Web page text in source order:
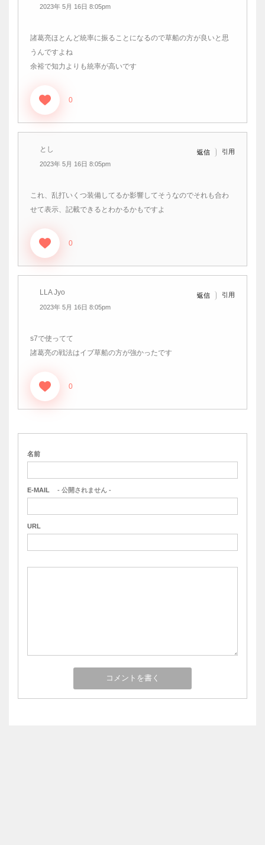
2023年 5月 16日 8:05pm
諸葛亮ほとんど統率に振ることになるので草船の方が良いと思
うんですよね
余裕で知力よりも統率が高いです
0
とし
2023年 5月 16日 8:05pm
返信 引用
これ、乱打いくつ装備してるか影響してそうなのでそれも合わ
せて表示、記載できるとわかるかもですよ
0
LLA Jyo
2023年 5月 16日 8:05pm
返信 引用
s7で使ってて
諸葛亮の戦法はイブ草船の方が強かったです
0
名前
E-MAIL - 公開されません -
URL